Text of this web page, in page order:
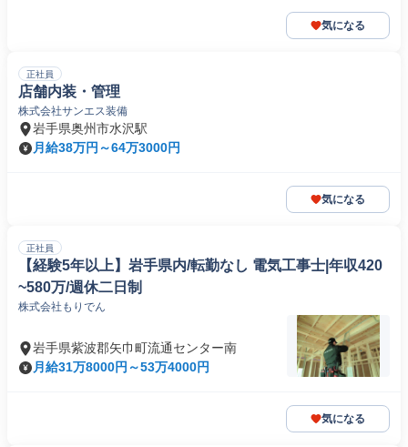
気になる
正社員
店舗内装・管理
株式会社サンエス装備
岩手県奥州市水沢駅
月給38万円～64万3000円
気になる
正社員
【経験5年以上】岩手県内/転勤なし 電気工事士|年収420
~580万/週休二日制
株式会社もりでん
岩手県紫波郡矢巾町流通センター南
月給31万8000円～53万4000円
気になる